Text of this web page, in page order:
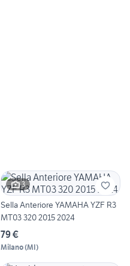
3
Sella Anteriore YAMAHA YZF R3
MT03 320 2015 2024
79 €
Milano(MI)